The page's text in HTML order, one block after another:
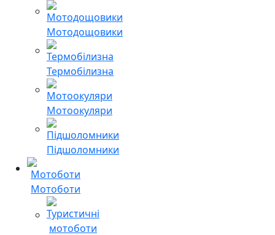
Мотодощовики
Термобілизна
Мотоокуляри
Підшоломники
Мотоботи